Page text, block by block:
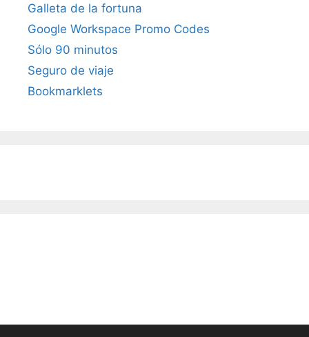
Galleta de la fortuna
Google Workspace Promo Codes
Sólo 90 minutos
Seguro de viaje
Bookmarklets